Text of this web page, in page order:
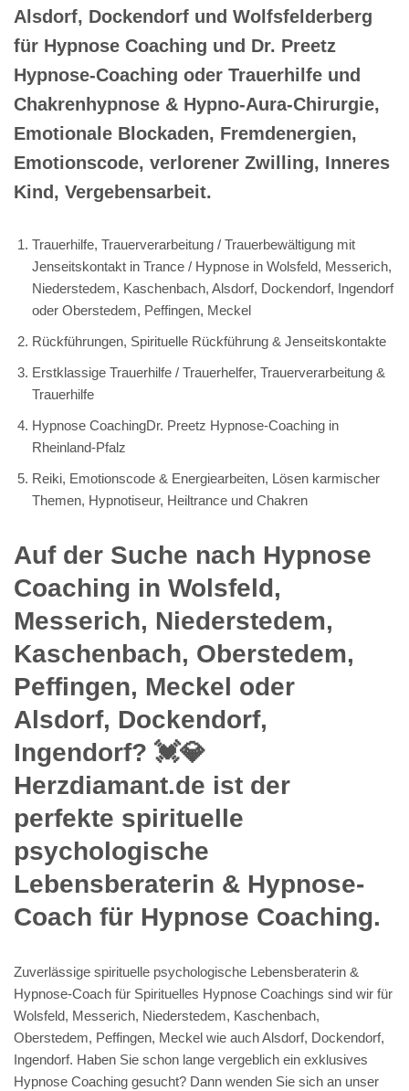
Alsdorf, Dockendorf und Wolfsfelderberg
für Hypnose Coaching und Dr. Preetz
Hypnose-Coaching oder Trauerhilfe und
Chakrenhypnose & Hypno-Aura-Chirurgie,
Emotionale Blockaden, Fremdenergien,
Emotionscode, verlorener Zwilling, Inneres
Kind, Vergebensarbeit.
Trauerhilfe, Trauerverarbeitung / Trauerbewältigung mit
Jenseitskontakt in Trance / Hypnose in Wolsfeld, Messerich,
Niederstedem, Kaschenbach, Alsdorf, Dockendorf, Ingendorf
oder Oberstedem, Peffingen, Meckel
Rückführungen, Spirituelle Rückführung & Jenseitskontakte
Erstklassige Trauerhilfe / Trauerhelfer, Trauerverarbeitung &
Trauerhilfe
Hypnose CoachingDr. Preetz Hypnose-Coaching in
Rheinland-Pfalz
Reiki, Emotionscode & Energiearbeiten, Lösen karmischer
Themen, Hypnotiseur, Heiltrance und Chakren
Auf der Suche nach Hypnose
Coaching in Wolsfeld,
Messerich, Niederstedem,
Kaschenbach, Oberstedem,
Peffingen, Meckel oder
Alsdorf, Dockendorf,
Ingendorf? 💓️💎
Herzdiamant.de ist der
perfekte spirituelle
psychologische
Lebensberaterin & Hypnose-
Coach für Hypnose Coaching.
Zuverlässige spirituelle psychologische Lebensberaterin &
Hypnose-Coach für Spirituelles Hypnose Coachings sind wir für
Wolsfeld, Messerich, Niederstedem, Kaschenbach,
Oberstedem, Peffingen, Meckel wie auch Alsdorf, Dockendorf,
Ingendorf. Haben Sie schon lange vergeblich ein exklusives
Hypnose Coaching gesucht? Dann wenden Sie sich an unser